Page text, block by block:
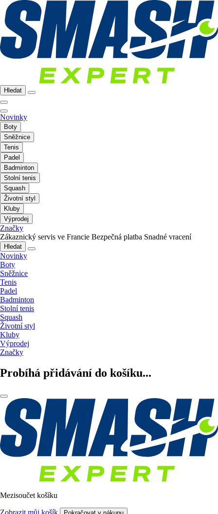
Hledat
Novinky
Boty
Sněžnice
Tenis
Padel
Badminton
Stolní tenis
Squash
Životní styl
Kluby
Výprodej
Značky
Zákaznický servis ve Francie Bezpečná platba Snadné vracení
Hledat
Novinky
Boty
Sněžnice
Tenis
Padel
Badminton
Stolní tenis
Squash
Životní styl
Kluby
Výprodej
Značky
Probíhá přidávání do košíku...
Mezisoučet košíku
Zobrazit můj košík